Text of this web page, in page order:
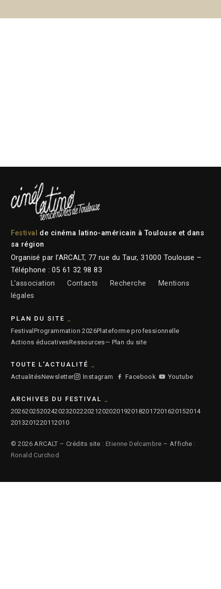
Festival
de cinéma latino-américain à Toulouse et dans
sa région
Organisé par l’ARCALT, 77 rue du Taur, 31000 Toulouse –
Téléphone : 05 61 32 98 83
L’association
Contacts Recherche
Mentions
légales
PLAN DU SITE
Festival Programmation 2026Plateforme professionnelle
Actions éducativesRessources— Plan du site
TOUTE L'ACTUALITÉ
ActualitésNewsletter Instagram Facebook Youtube
ARCHIVES DU FESTIVAL
2026202520242023202220212020201920182017201620152014
2013201220112010
© 2026 ARCALT – Crédits site : Etienne Delcambre – Affiche :
Ronald Curchod